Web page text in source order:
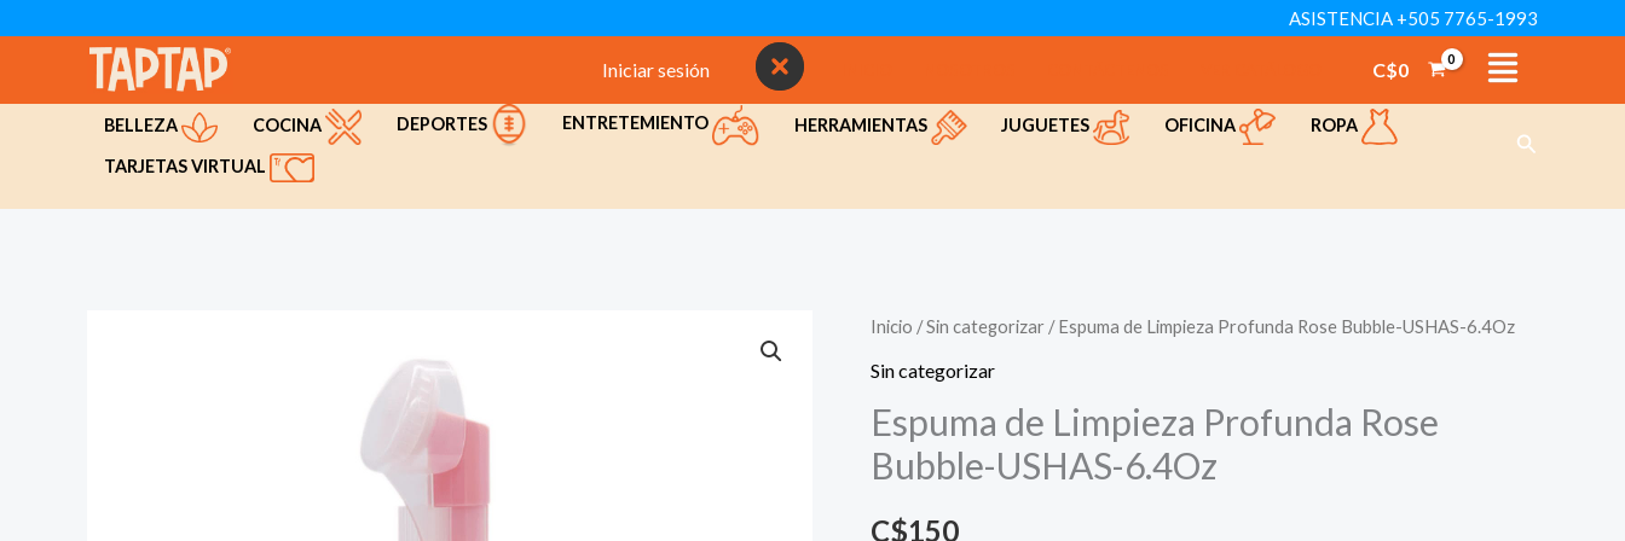
ASISTENCIA +505 7765-1993
Iniciar sesión C$0
BELLEZA COCINA DEPORTES ENTRETEMIENTO HERRAMIENTAS JUGUETES OFICINA ROPA
TARJETAS VIRTUAL
Buscar
Inicio /Sin categorizar / Espuma de Limpieza Profunda Rose Bubble-USHAS-6.4Oz
Sin categorizar
Espuma de Limpieza Profunda Rose
Bubble-USHAS-6.4Oz
C$150
Bubble-